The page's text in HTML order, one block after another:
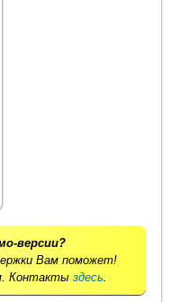
версии?
Вам поможет!
Контакты здесь